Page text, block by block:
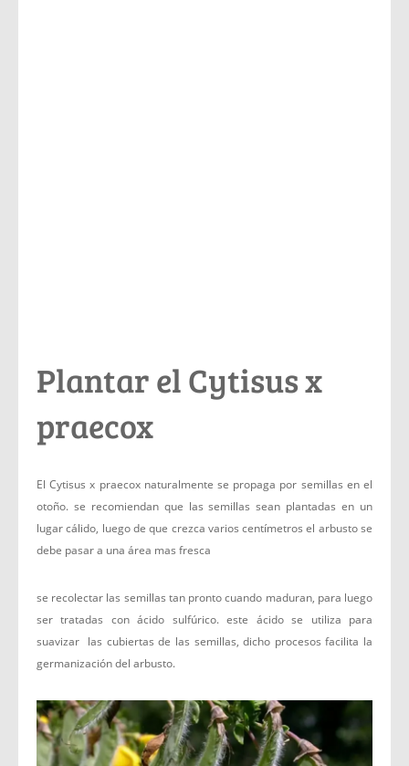
Plantar el Cytisus x
praecox
El Cytisus x praecox naturalmente se propaga por semillas en el
otoño. se recomiendan que las semillas sean plantadas en un
lugar cálido, luego de que crezca varios centímetros el arbusto se
debe pasar a una área mas fresca
se recolectar las semillas tan pronto cuando maduran, para luego
ser tratadas con ácido sulfúrico. este ácido se utiliza para
suavizar las cubiertas de las semillas, dicho procesos facilita la
germanización del arbusto.